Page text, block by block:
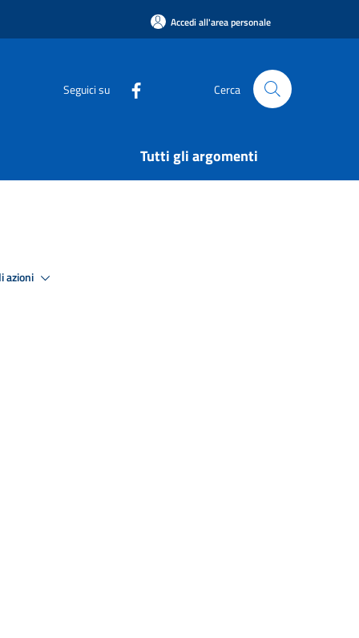
Accedi all'area personale
Seguici su Cerca
Tutti gli argomenti
azioni